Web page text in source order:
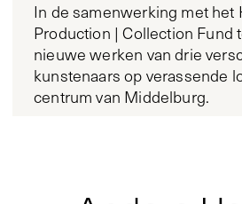
In de samenwerking met het
Production | Collection Fund
nieuwe werken van drie
kunstenaars op verassende
centrum van Middelburg.